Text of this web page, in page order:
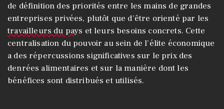
de définition des priorités entre les mains de grandes
entreprises privées, plutôt que d’être orienté par les
travailleurs du pays et leurs besoins concrets. Cette
centralisation du pouvoir au sein de l’élite économique
a des répercussions significatives sur le prix des
denrées alimentaires et sur la manière dont les
bénéfices sont distribués et utilisés.